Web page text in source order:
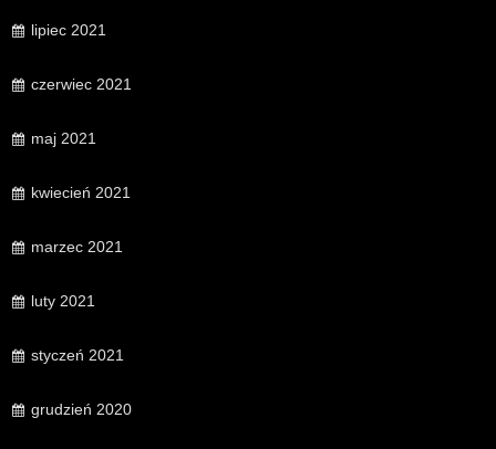
lipiec 2021
czerwiec 2021
maj 2021
kwiecień 2021
marzec 2021
luty 2021
styczeń 2021
grudzień 2020